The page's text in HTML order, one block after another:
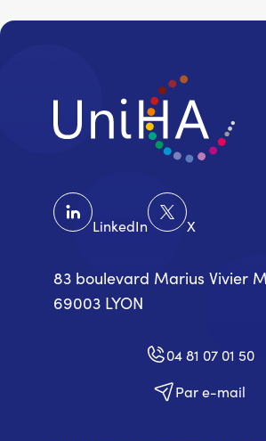
LinkedIn X
83 boulevard Marius Vivier
69003 LYON
04 81 07 01 50
Par e-mail